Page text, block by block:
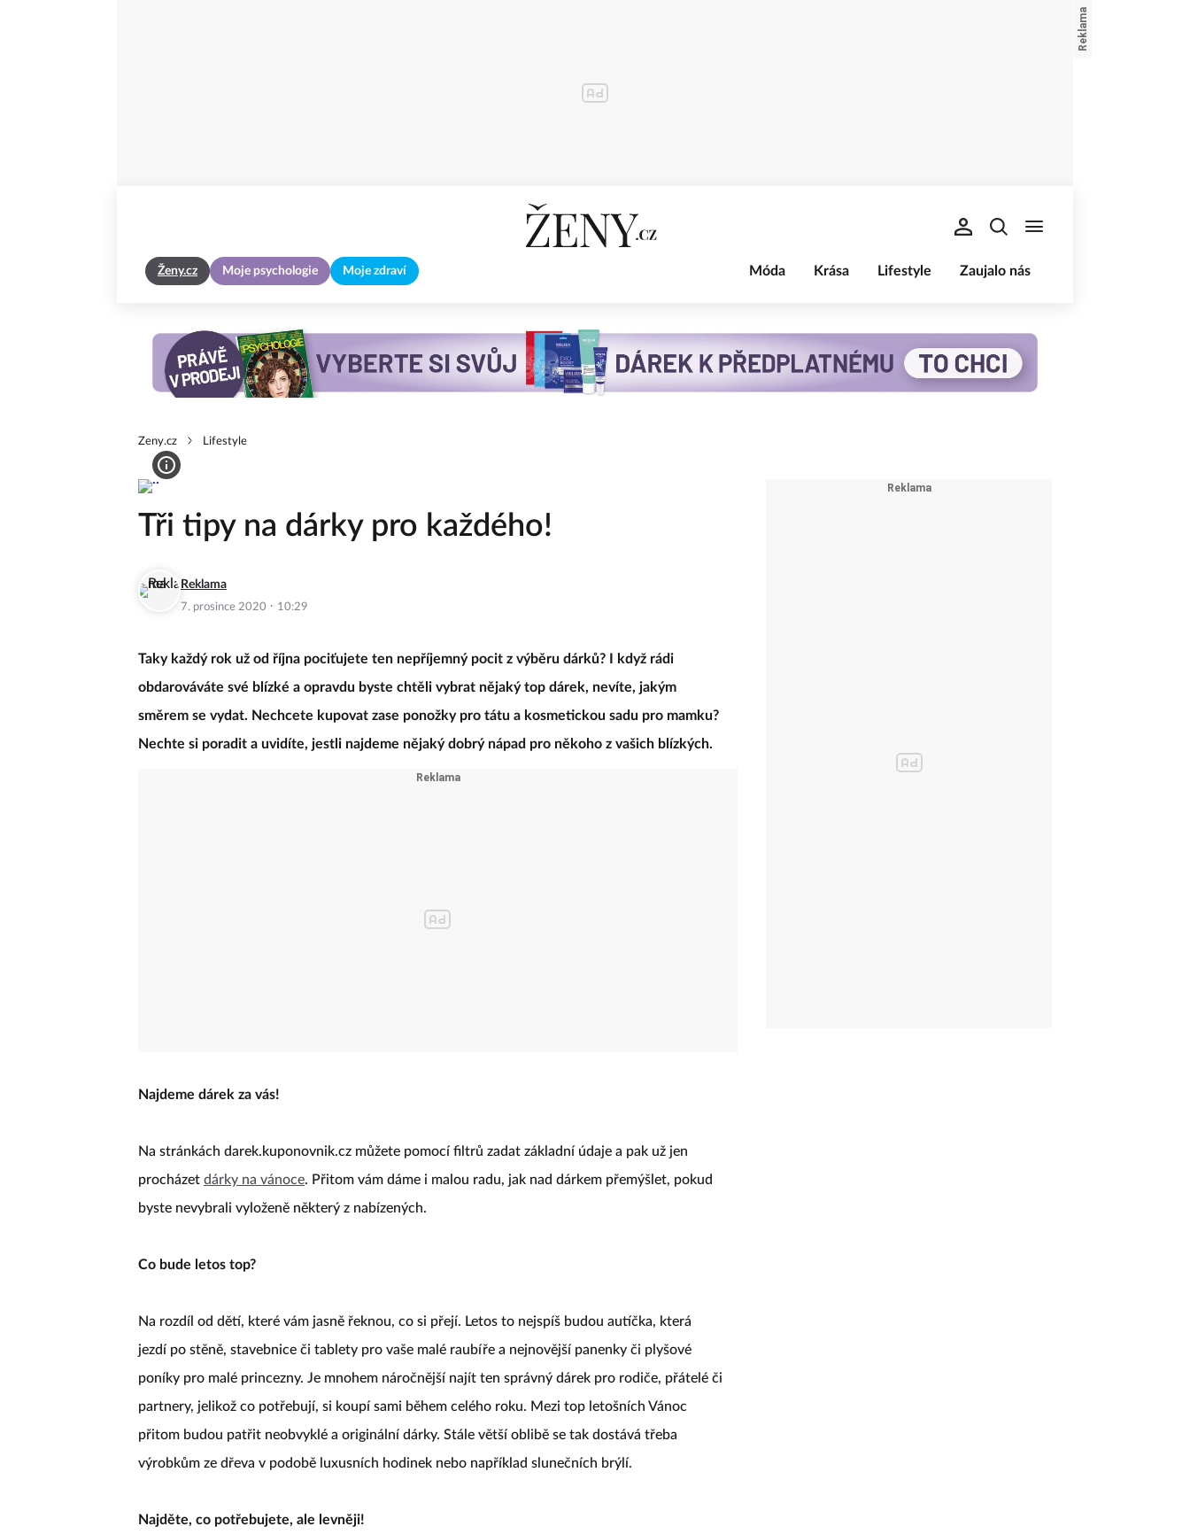
Ženy.cz Moje psychologie Moje zdraví Móda Krása Lifestyle Zaujalo nás
Zeny.cz Lifestyle
Tři tipy na dárky pro každého!
Reklama
7. prosince 2020 · 10:29
Taky každý rok už od října pociťujete ten nepříjemný pocit z výběru dárků? I když rádi
obdarováváte své blízké a opravdu byste chtěli vybrat nějaký top dárek, nevíte, jakým
směrem se vydat. Nechcete kupovat zase ponožky pro tátu a kosmetickou sadu pro mamku?
Nechte si poradit a uvidíte, jestli najdeme nějaký dobrý nápad pro někoho z vašich blízkých.
Najdeme dárek za vás!
Na stránkách darek.kuponovnik.cz můžete pomocí filtrů zadat základní údaje a pak už jen
procházet dárky na vánoce. Přitom vám dáme i malou radu, jak nad dárkem přemýšlet, pokud
byste nevybrali vyloženě některý z nabízených.
Co bude letos top?
Na rozdíl od dětí, které vám jasně řeknou, co si přejí. Letos to nejspíš budou autíčka, která
jezdí po stěně, stavebnice či tablety pro vaše malé raubíře a nejnovější panenky či plyšové
poníky pro malé princezny. Je mnohem náročnější najít ten správný dárek pro rodiče, přátelé či
partnery, jelikož co potřebují, si koupí sami během celého roku. Mezi top letošních Vánoc
přitom budou patřit neobvyklé a originální dárky. Stále větší oblibě se tak dostává třeba
výrobkům ze dřeva v podobě luxusních hodinek nebo například slunečních brýlí.
Najděte, co potřebujete, ale levněji!